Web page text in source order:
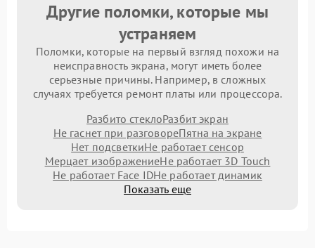
Другие поломки, которые мы
устраняем
Поломки, которые на первый взгляд похожи на
неисправность экрана, могут иметь более
серьезные причины. Например, в сложных
случаях требуется ремонт платы или процессора.
Разбито стеклоРазбит экран
Не гаснет при разговореПятна на экране
Нет подсветкиНе работает сенсор
Мерцает изображениеНе работает 3D Touch
Не работает Face IDНе работает динамик
Показать еще